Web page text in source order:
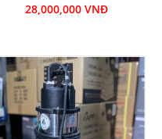
28,000,000 VNĐ